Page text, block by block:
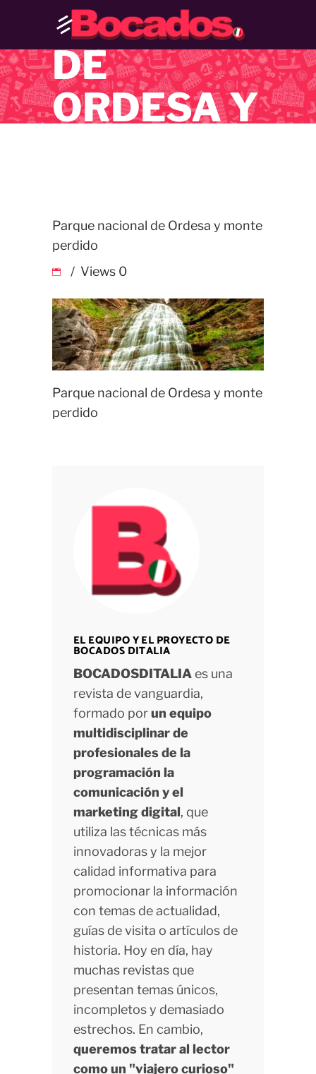
NACIONAL
DE
ORDESA Y
Parque nacional de Ordesa y monte
perdido
Views 0
Parque nacional de Ordesa y monte
perdido
EL EQUIPO Y EL PROYECTO DE
BOCADOS DITALIA
BOCADOSDITALIAes una
revista de vanguardia,
formado porun equipo
multidisciplinar de
profesionales de la
programación la
comunicación y el
marketing digital, que
utiliza las técnicas más
innovadoras y la mejor
calidad informativa para
promocionar la información
con temas de actualidad,
guías de visita o artículos de
historia. Hoy en día, hay
muchas revistas que
presentan temas únicos,
incompletos y demasiado
estrechos. En cambio,
queremos tratar al lector
como un "viajero curioso"